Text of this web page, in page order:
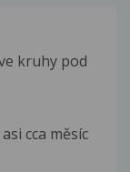
kruhy pod
cca měsíc